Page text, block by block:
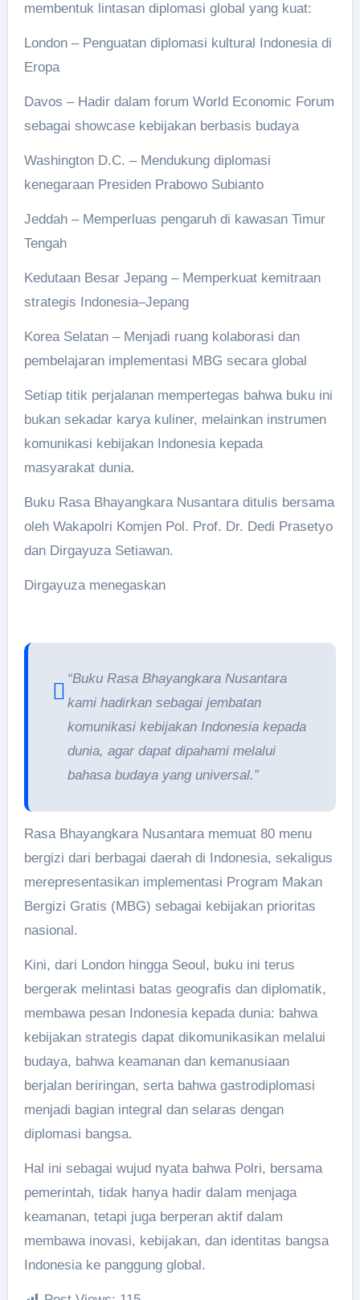
membentuk lintasan diplomasi global yang kuat:
London – Penguatan diplomasi kultural Indonesia di
Eropa
Davos – Hadir dalam forum World Economic Forum
sebagai showcase kebijakan berbasis budaya
Washington D.C. – Mendukung diplomasi
kenegaraan Presiden Prabowo Subianto
Jeddah – Memperluas pengaruh di kawasan Timur
Tengah
Kedutaan Besar Jepang – Memperkuat kemitraan
strategis Indonesia–Jepang
Korea Selatan – Menjadi ruang kolaborasi dan
pembelajaran implementasi MBG secara global
Setiap titik perjalanan mempertegas bahwa buku ini
bukan sekadar karya kuliner, melainkan instrumen
komunikasi kebijakan Indonesia kepada
masyarakat dunia.
Buku Rasa Bhayangkara Nusantara ditulis bersama
oleh Wakapolri Komjen Pol. Prof. Dr. Dedi Prasetyo
dan Dirgayuza Setiawan.
Dirgayuza menegaskan
“Buku Rasa Bhayangkara Nusantara
kami hadirkan sebagai jembatan
komunikasi kebijakan Indonesia kepada
dunia, agar dapat dipahami melalui
bahasa budaya yang universal.”
Rasa Bhayangkara Nusantara memuat 80 menu
bergizi dari berbagai daerah di Indonesia, sekaligus
merepresentasikan implementasi Program Makan
Bergizi Gratis (MBG) sebagai kebijakan prioritas
nasional.
Kini, dari London hingga Seoul, buku ini terus
bergerak melintasi batas geografis dan diplomatik,
membawa pesan Indonesia kepada dunia: bahwa
kebijakan strategis dapat dikomunikasikan melalui
budaya, bahwa keamanan dan kemanusiaan
berjalan beriringan, serta bahwa gastrodiplomasi
menjadi bagian integral dan selaras dengan
diplomasi bangsa.
Hal ini sebagai wujud nyata bahwa Polri, bersama
pemerintah, tidak hanya hadir dalam menjaga
keamanan, tetapi juga berperan aktif dalam
membawa inovasi, kebijakan, dan identitas bangsa
Indonesia ke panggung global.